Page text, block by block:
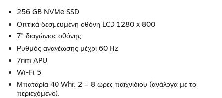
256 GB NVMe SSD
Οπτικά δεσμευμένη οθόνη LCD 1280 x 800
7" διαγώνιος οθόνης
Ρυθμός ανανέωσης μέχρι 60 Hz
7nm APU
Wi-Fi 5
Μπαταρία 40 Whr. 2 – 8 ώρες παιχνιδιού (ανάλογα με το
περιεχόμενο).